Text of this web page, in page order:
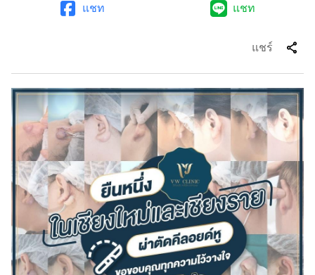
แชท แชท
แชร์ share